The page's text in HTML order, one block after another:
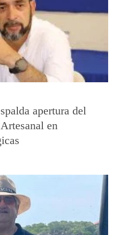
apertura del
en